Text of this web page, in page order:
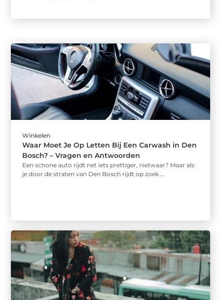
Winkelen
Waar Moet Je Op Letten Bij Een Carwash in Den
Bosch? – Vragen en Antwoorden
Een schone auto rijdt net iets prettiger, nietwaar? Maar als
je door de straten van Den Bosch rijdt op zoek ...